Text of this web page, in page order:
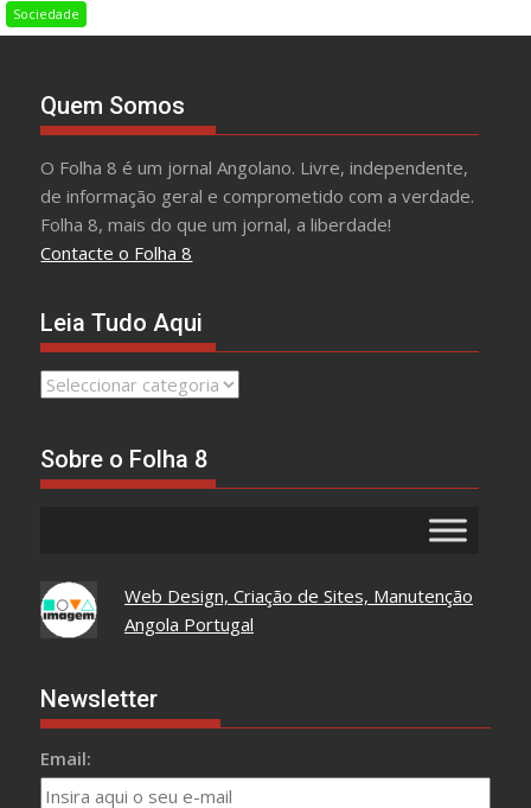
Sociedade
Quem Somos
O Folha 8 é um jornal Angolano. Livre, independente,
de informação geral e comprometido com a verdade.
Folha 8, mais do que um jornal, a liberdade!
Contacte o Folha 8
Leia Tudo Aqui
Leia
Sobre o Folha 8
Web Design, Criação de Sites, Manutenção
Angola Portugal
Newsletter
Email: